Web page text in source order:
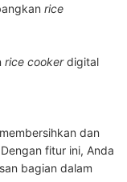
rice
rice cookerdigital
dan
fitur ini, Anda
bagian dalam